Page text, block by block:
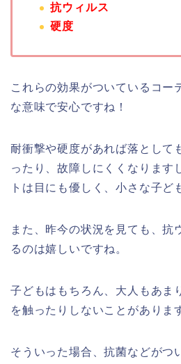
抗ウィルス
硬度
これらの効果がついているコー
な意味で安心ですね！
耐衝撃や硬度があれば落として
ったり、故障しにくくなります
トは目にも優しく、小さな子ど
また、昨今の状況を見ても、抗
るのは嬉しいですね。
子どもはもちろん、大人もあま
を触ったりしないことがありま
そういった場合、抗菌などがつ